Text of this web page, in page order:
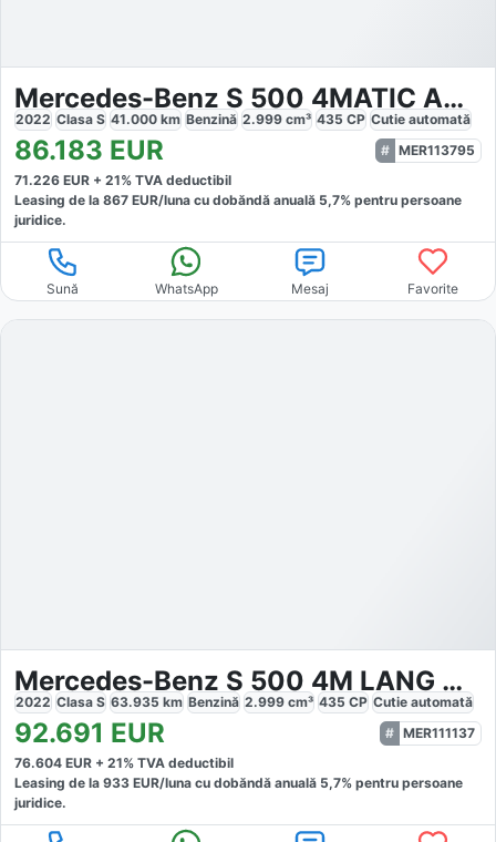
Mercedes-Benz S 500 4MATIC AMG Line
2022 Clasa S 41.000 km Benzină 2.999 cm³ 435 CP Cutie automată
86.183 EUR
MER113795
71.226 EUR + 21% TVA deductibil
Leasing de la 867 EUR/luna cu dobăndă anuală 5,7% pentru persoane
juridice.
Sună WhatsApp Mesaj Favorite
Mercedes-Benz S 500 4M LANG AMG LINE PANO HINTERACHSLENKUNG
2022 Clasa S 63.935 km Benzină 2.999 cm³ 435 CP Cutie automată
92.691 EUR
MER111137
76.604 EUR + 21% TVA deductibil
Leasing de la 933 EUR/luna cu dobăndă anuală 5,7% pentru persoane
juridice.